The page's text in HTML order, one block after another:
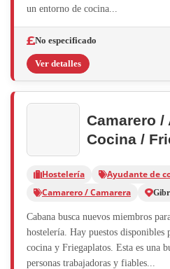
un entorno de cocina...
No especificado
Ver detalles
Camarero /
Cocina /
Hostelería
Ayudante de
Camarero / Camarera
Cabana busca nuevos miembros
hostelería. Hay puestos disponibles
cocina y Friegaplatos. Esta es una
personas trabajadoras y fiables...